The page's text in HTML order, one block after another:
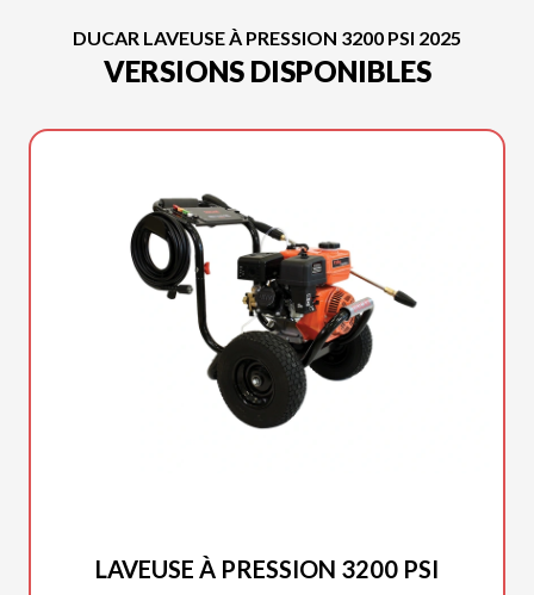
DUCAR LAVEUSE À PRESSION 3200 PSI 2025
VERSIONS DISPONIBLES
LAVEUSE À PRESSION 3200 PSI